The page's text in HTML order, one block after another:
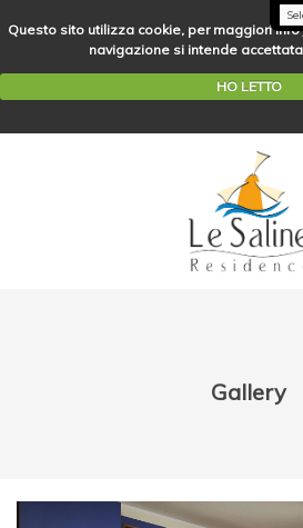
Questo sito utilizza cookie, per maggiori info
navigazione si intende
HO LETTO
Gallery